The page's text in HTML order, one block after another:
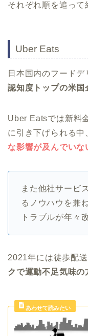
それぞれ順を追って
Uber Eats
日本国内のフードデ
認知度トップの米
Uber Eatsでは新料
に引き下げられる中
な影響が及んでいな
また他社サービ
るノウハウを兼
トラブルが年々
2021年には徒歩配
クで運動不足気味